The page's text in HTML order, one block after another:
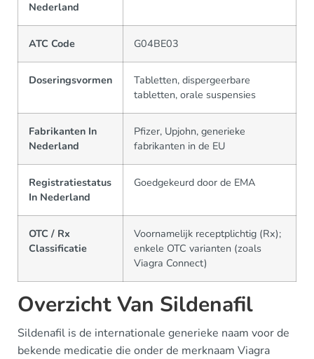
Nederland
ATC Code G04BE03
Doseringsvormen
Tabletten, dispergeerbare
tabletten, orale suspensies
Fabrikanten In
Nederland
Pfizer, Upjohn, generieke
fabrikanten in de EU
Registratiestatus
In Nederland
Goedgekeurd door de EMA
OTC / Rx
Classificatie
Voornamelijk receptplichtig (Rx);
enkele OTC varianten (zoals
Viagra Connect)
Overzicht Van Sildenafil
Sildenafil is de internationale generieke naam voor de
bekende medicatie die onder de merknaam Viagra